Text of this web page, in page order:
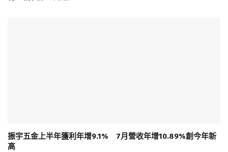
振宇五金上半年獲利年增9.1% 7月營收年增10.89%創今年新
高